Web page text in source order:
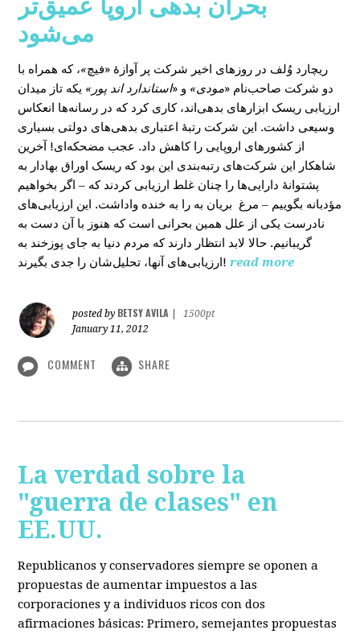
بحران بدهی اروپا عمیق‌تر
می‌شود
ریچارد وُلف در روزهای اخیر شرکت پر آوازۀ «فیچ»، که همراه با
دو شرکت صاحب‌نام «مودی» و «استاندارد اند پور» یکه‌ تاز میدان
ارزیابی ریسک ابزارهای بدهی‌اند، کاری کرد که در رسانه‌ها انعکاس
وسیعی داشت. این شرکت رتبۀ اعتباری بدهی‌های دولتی بسیاری
از کشورهای اروپایی را کاهش داد. عجب مضحکه‌ای! آخرین
شاهکار این شرکت‌های رتبه‌بندی این بود که ریسک‌ اوراق بهادار به
پشتوانۀ دارایی‌‌ها را چنان غلط ارزیابی کردند که – اگر بخواهیم
مؤدبانه بگوییم – مرغ بریان به را به خنده واداشت. این ارزیابی‌های
نادرست یکی از علل همین بحرانی است که هنوز با آن دست به
گریبانیم. حالا لابد انتظار دارند که مردم دنیا به جای پوزخند به
ارزیابی‌های آنها، تحلیل‌‌شان را جدی بگیرند! read more
posted by BETSY AVILA
1500pt
January 11, 2012
COMMENT SHARE
La verdad sobre la
"guerra de clases" en
EE.UU.
Republicanos y conservadores siempre se oponen a
propuestas de aumentar impuestos a las
corporaciones y a individuos ricos con dos
afirmaciones básicas: Primero, semejantes propuestas